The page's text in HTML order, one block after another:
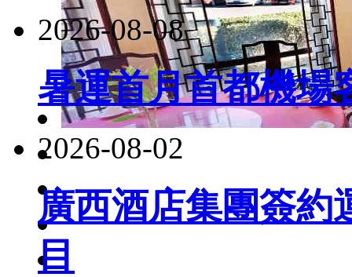
2026-08-08
暑運首月首都機場
2026-08-02
廣西酒店集團簽約
目